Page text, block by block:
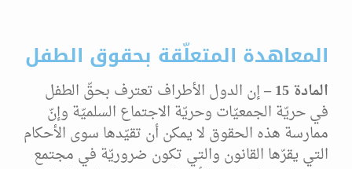
المعاهدة المتعلّقة بحقوق الطفل
المادة 15 – إن الدول الأطراف تعترف بحقّ الطفل
في حريّة الجمعيّات وحريّة الاجتماع السلميّة وإنّ
ممارسة هذه الحقوق لا يمكن أن تقيّدها سوى الأحكام
التي يقرّها القانون والتي تكون ضروريّة في مجتمع